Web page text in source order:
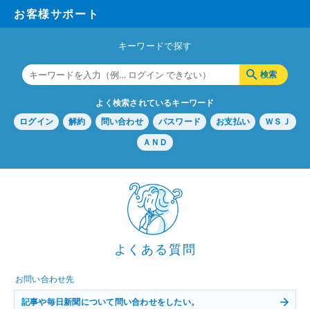
お客様サポート
キーワードで探す
よく検索されているキーワード
ログイン 解約 問い合わせ パスワード お支払い
ＷＳＪ
ＡＮＤ
よくある質問
お問い合わせ先
記事や毎日新聞について問い合わせをしたい。